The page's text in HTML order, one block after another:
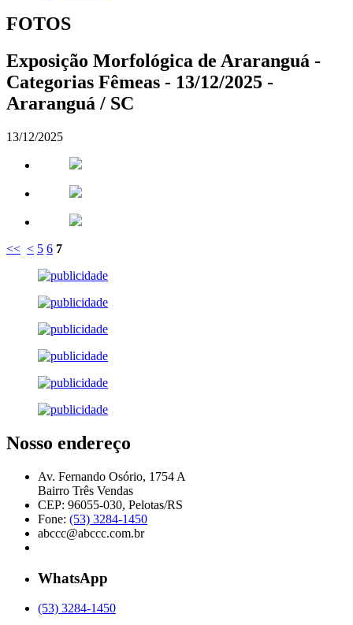
FOTOS
Exposição Morfológica de Araranguá -
Categorias Fêmeas - 13/12/2025 -
Araranguá / SC
13/12/2025
<< < 5 6 7
Nosso endereço
Av. Fernando Osório, 1754 A
Bairro Três Vendas
CEP: 96055-030, Pelotas/RS
Fone: (53) 3284-1450
abccc@abccc.com.br
WhatsApp
(53) 3284-1450